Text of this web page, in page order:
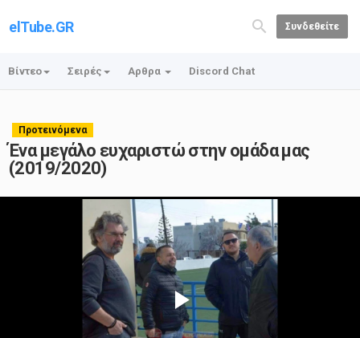
elTube.GR Συνδεθείτε
Βίντεο Σειρές Αρθρα Discord Chat
Προτεινόμενα
Ένα μεγάλο ευχαριστώ στην ομάδα μας
(2019/2020)